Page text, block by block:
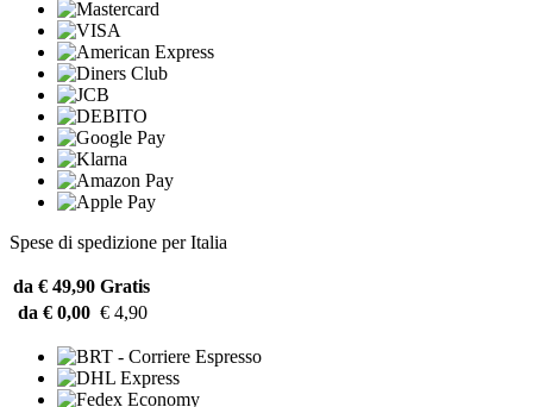
Spese di spedizione per Italia
da € 49,90 Gratis
da € 0,00 € 4,90